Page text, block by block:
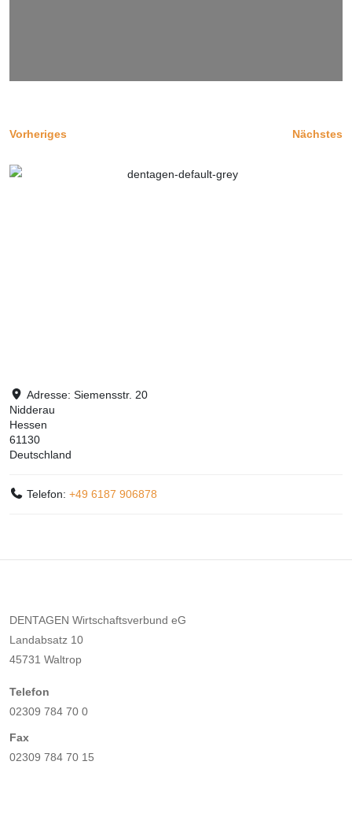
Vorheriges Nächstes
Adresse:Siemensstr. 20
Nidderau
Hessen
61130
Deutschland
Telefon:+49 6187 906878
DENTAGEN Wirtschaftsverbund eG
Landabsatz 10
45731 Waltrop
Telefon
02309 784 70 0
Fax
02309 784 70 15